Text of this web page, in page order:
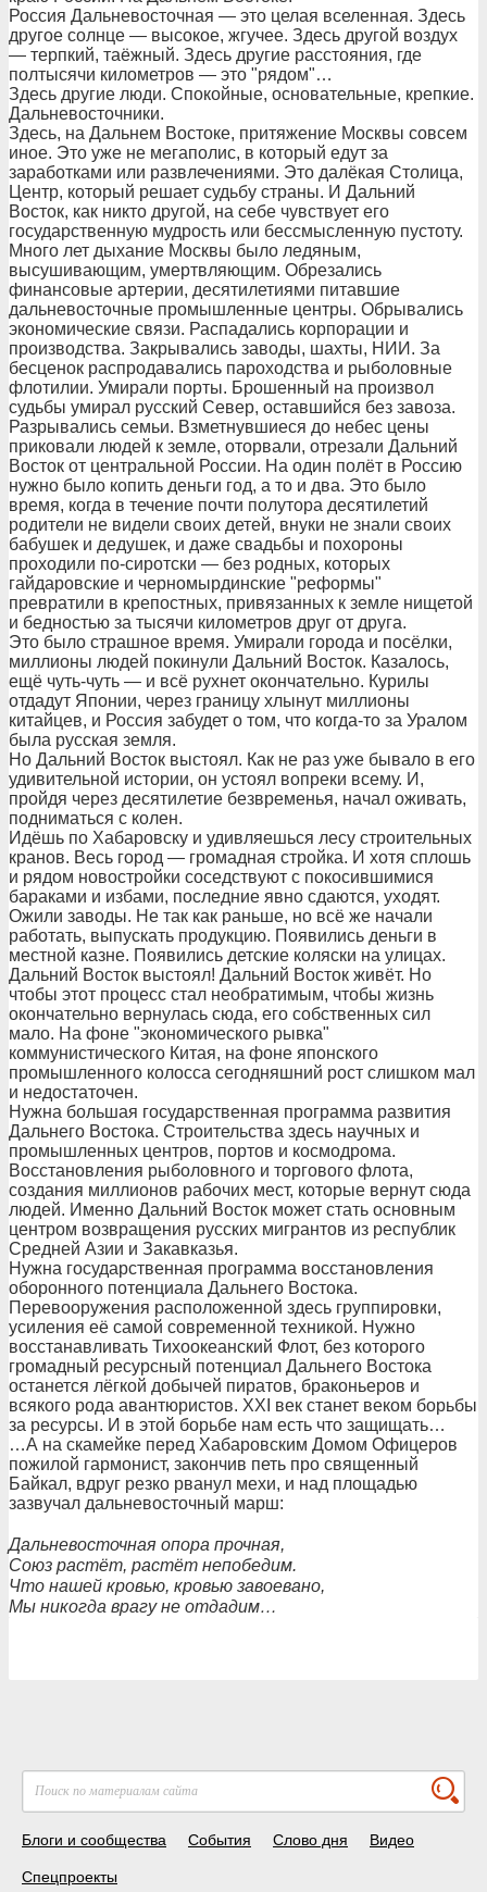
Россия Дальневосточная — это целая вселенная. Здесь
другое солнце — высокое, жгучее. Здесь другой воздух
— терпкий, таёжный. Здесь другие расстояния, где
полтысячи километров — это "рядом"…
Здесь другие люди. Спокойные, основательные, крепкие.
Дальневосточники.
Здесь, на Дальнем Востоке, притяжение Москвы совсем
иное. Это уже не мегаполис, в который едут за
заработками или развлечениями. Это далёкая Столица,
Центр, который решает судьбу страны. И Дальний
Восток, как никто другой, на себе чувствует его
государственную мудрость или бессмысленную пустоту.
Много лет дыхание Москвы было ледяным,
высушивающим, умертвляющим. Обрезались
финансовые артерии, десятилетиями питавшие
дальневосточные промышленные центры. Обрывались
экономические связи. Распадались корпорации и
производства. Закрывались заводы, шахты, НИИ. За
бесценок распродавались пароходства и рыболовные
флотилии. Умирали порты. Брошенный на произвол
судьбы умирал русский Север, оставшийся без завоза.
Разрывались семьи. Взметнувшиеся до небес цены
приковали людей к земле, оторвали, отрезали Дальний
Восток от центральной России. На один полёт в Россию
нужно было копить деньги год, а то и два. Это было
время, когда в течение почти полутора десятилетий
родители не видели своих детей, внуки не знали своих
бабушек и дедушек, и даже свадьбы и похороны
проходили по-сиротски — без родных, которых
гайдаровские и черномырдинские "реформы"
превратили в крепостных, привязанных к земле нищетой
и бедностью за тысячи километров друг от друга.
Это было страшное время. Умирали города и посёлки,
миллионы людей покинули Дальний Восток. Казалось,
ещё чуть-чуть — и всё рухнет окончательно. Курилы
отдадут Японии, через границу хлынут миллионы
китайцев, и Россия забудет о том, что когда-то за Уралом
была русская земля.
Но Дальний Восток выстоял. Как не раз уже бывало в его
удивительной истории, он устоял вопреки всему. И,
пройдя через десятилетие безвременья, начал оживать,
подниматься с колен.
Идёшь по Хабаровску и удивляешься лесу строительных
кранов. Весь город — громадная стройка. И хотя сплошь
и рядом новостройки соседствуют с покосившимися
бараками и избами, последние явно сдаются, уходят.
Ожили заводы. Не так как раньше, но всё же начали
работать, выпускать продукцию. Появились деньги в
местной казне. Появились детские коляски на улицах.
Дальний Восток выстоял! Дальний Восток живёт. Но
чтобы этот процесс стал необратимым, чтобы жизнь
окончательно вернулась сюда, его собственных сил
мало. На фоне "экономического рывка"
коммунистического Китая, на фоне японского
промышленного колосса сегодняшний рост слишком мал
и недостаточен.
Нужна большая государственная программа развития
Дальнего Востока. Строительства здесь научных и
промышленных центров, портов и космодрома.
Восстановления рыболовного и торгового флота,
создания миллионов рабочих мест, которые вернут сюда
людей. Именно Дальний Восток может стать основным
центром возвращения русских мигрантов из республик
Средней Азии и Закавказья.
Нужна государственная программа восстановления
оборонного потенциала Дальнего Востока.
Перевооружения расположенной здесь группировки,
усиления её самой современной техникой. Нужно
восстанавливать Тихоокеанский Флот, без которого
громадный ресурсный потенциал Дальнего Востока
останется лёгкой добычей пиратов, браконьеров и
всякого рода авантюристов. XXI век станет веком борьбы
за ресурсы. И в этой борьбе нам есть что защищать…
…А на скамейке перед Хабаровским Домом Офицеров
пожилой гармонист, закончив петь про священный
Байкал, вдруг резко рванул мехи, и над площадью
зазвучал дальневосточный марш:
Дальневосточная опора прочная,
Союз растёт, растёт непобедим.
Что нашей кровью, кровью завоевано,
Мы никогда врагу не отдадим…
Блоги и сообщества События Слово дня Видео
Спецпроекты